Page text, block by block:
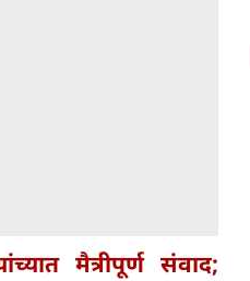
मैत्रीपूर्ण संवाद;